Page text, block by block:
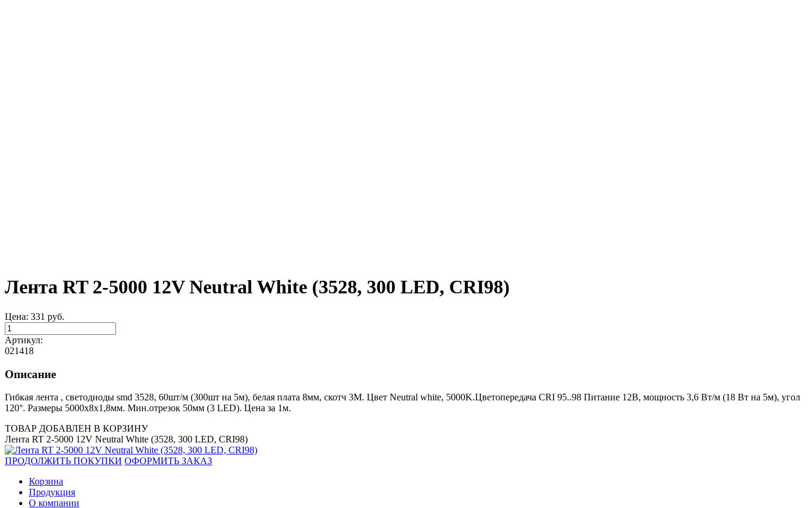
Лента RT 2-5000 12V Neutral White (3528, 300 LED, CRI98)
Цена: 331 руб.
Артикул:
021418
Описание
Гибкая лента , светодиоды smd 3528, 60шт/м (300шт на 5м), белая плата 8мм, скотч 3М. Цвет Neutral white, 5000K.Цветопередача CRI 95..98 Питание 12В, мощность 3,6 Вт/м (18 Вт на 5м), угол
120°. Размеры 5000х8х1,8мм. Мин.отрезок 50мм (3 LED). Цена за 1м.
ТОВАР ДОБАВЛЕН В КОРЗИНУ
Лента RT 2-5000 12V Neutral White (3528, 300 LED, CRI98)
ПРОДОЛЖИТЬ ПОКУПКИ ОФОРМИТЬ ЗАКАЗ
Корзина
Продукция
О компании